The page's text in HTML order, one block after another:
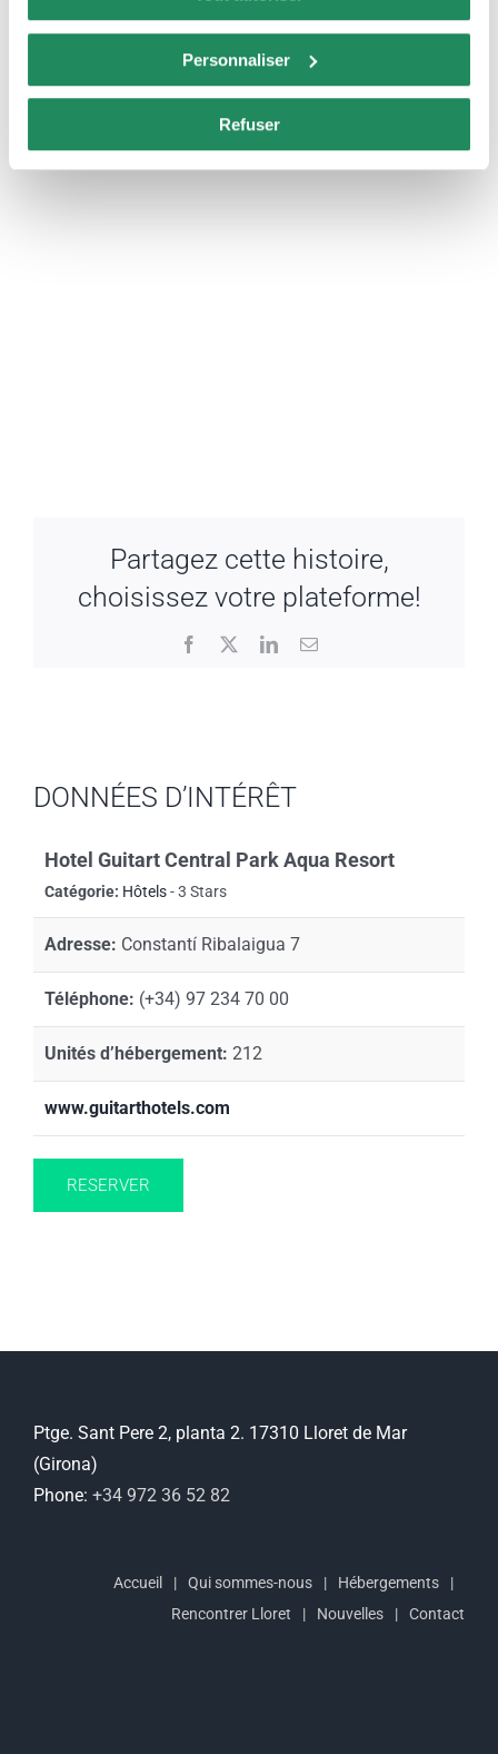
Personnaliser
Refuser
Partagez cette histoire,
choisissez votre plateforme!
Facebook LinkedInEmail
DONNÉES D’INTÉRÊT
Hotel Guitart Central Park Aqua Resort
Catégorie: Hôtels- 3 Stars
Adresse: Constantí Ribalaigua 7
Téléphone: (+34) 97 234 70 00
Unités d’hébergement: 212
www.guitarthotels.com
RESERVER
Ptge. Sant Pere 2, planta 2. 17310 Lloret de Mar
(Girona)
Phone: +34 972 36 52 82
Accueil Qui sommes-nous
Hébergements
Rencontrer Lloret
Nouvelles Contact